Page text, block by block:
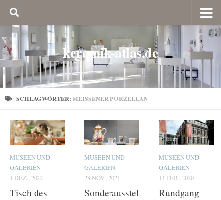
keramik-atlas.de
SCHLAGWÖRTER: MEISSENER PORZELLAN
MUSEEN UND
GALERIEN
1 DEZ., 2022
Tisch des
MUSEEN UND
GALERIEN
28 NOV., 2021
Sonderausstel
MUSEEN UND
GALERIEN
14 FEB., 2020
Rundgang